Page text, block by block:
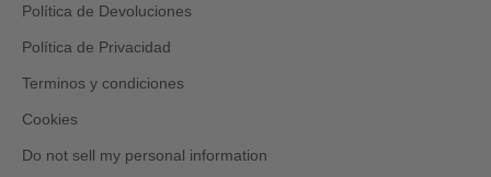
Política de Devoluciones
Política de Privacidad
Terminos y condiciones
Cookies
Do not sell my personal information